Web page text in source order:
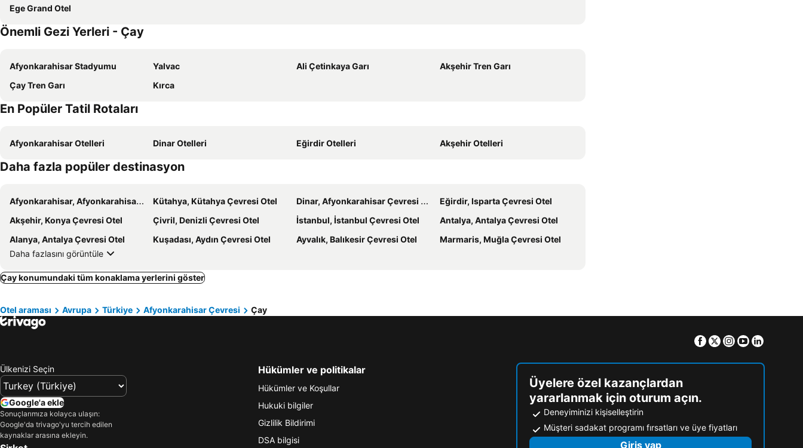
Ege Grand Otel
Önemli Gezi Yerleri - Çay
Afyonkarahisar Stadyumu Yalvac Ali Çetinkaya Garı
Akşehir Tren Garı
Çay Tren Garı
Kırca
En Popüler Tatil Rotaları
Afyonkarahisar Otelleri Dinar Otelleri Eğirdir Otelleri Akşehir Otelleri
Daha fazla popüler destinasyon
Afyonkarahisar, Afyonkarahisar Çevresi Otel Kütahya, Kütahya Çevresi Otel Dinar, Afyonkarahisar Çevresi Otel
Eğirdir, Isparta Çevresi Otel
Akşehir, Konya Çevresi Otel
Çivril, Denizli Çevresi Otel İstanbul, İstanbul Çevresi Otel
Antalya, Antalya Çevresi Otel
Alanya, Antalya Çevresi Otel
Kuşadası, Aydın Çevresi Otel Ayvalık, Balıkesir Çevresi Otel
Marmaris, Muğla Çevresi Otel
Daha fazlasını görüntüle
Çay konumundaki tüm konaklama yerlerini göster
Otel araması Avrupa Türkiye Afyonkarahisar Çevresi Çay
Facebook
TwitterInstagram
Youtube
Ülkenizi Seçin
Google'a ekle
Sonuçlarımıza kolayca ulaşın:
Google'da trivago'yu tercih edilen
kaynaklar arasına ekleyin.
Hükümler ve politikalar
Hükümler ve Koşullar
Hukuki bilgiler
Gizlilik Bildirimi
DSA bilgisi
Üyelere özel kazançlardan
yararlanmak için oturum açın.
Deneyiminizi kişiselleştirin
Müşteri sadakat programı fırsatları ve üye fiyatları
Giriş yap